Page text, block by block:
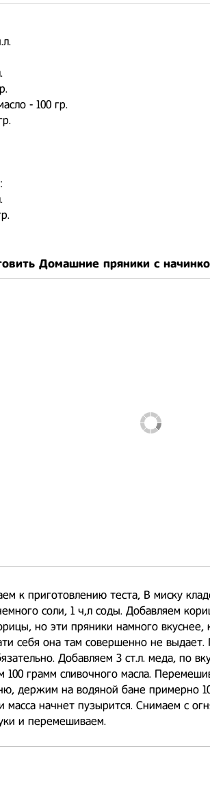
- 100 гр.
Домашние пряники с
к приготовлению теста, В миску
соли, 1 ч,л соды. Добавляем
но эти пряники намного вкуснее,
себя она там совершенно не
Добавляем 3 ст.л. меда, по
100 грамм сливочного масла.
держим на водяной бане примерно
масса начнет пузырится. Снимаем с
и перемешиваем.